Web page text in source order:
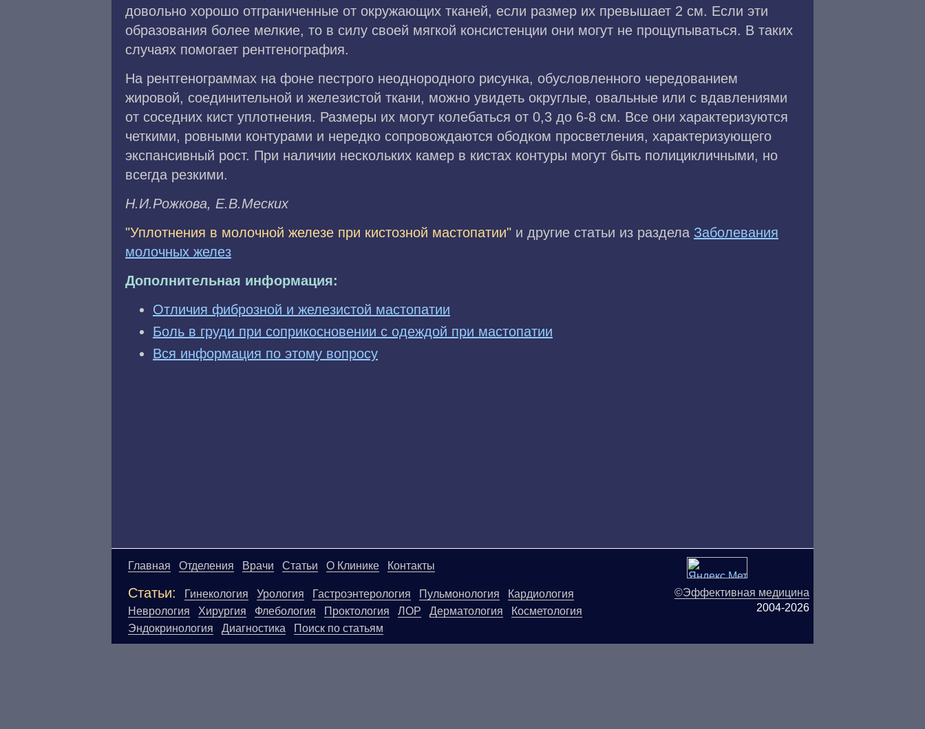
довольно хорошо отграниченные от окружающих тканей, если размер их превышает 2 см. Если эти
образования более мелкие, то в силу своей мягкой консистенции они могут не прощупываться. В таких
случаях помогает рентгенография.
На рентгенограммах на фоне пестрого неоднородного рисунка, обусловленного чередованием
жировой, соединительной и железистой ткани, можно увидеть округлые, овальные или с вдавлениями
от соседних кист уплотнения. Размеры их могут колебаться от 0,3 до 6-8 см. Все они характеризуются
четкими, ровными контурами и нередко сопровождаются ободком просветления, характеризующего
экспансивный рост. При наличии нескольких камер в кистах контуры могут быть полицикличными, но
всегда резкими.
H.И.Poжкoвa, E.B.Mecкиx
"Уплотнения в молочной железе при кистозной мастопатии" и другие статьи из раздела Заболевания
молочных желез
Дополнительная информация:
Отличия фиброзной и железистой мастопатии
Боль в груди при соприкосновении с одеждой при мастопатии
Вся информация по этому вопросу
Главная Отделения Врачи Статьи О Клинике Контакты
Статьи: Гинекология Урология Гастроэнтерология Пульмонология
Кардиология
Неврология
Хирургия Флебология Проктология ЛОР Дерматология
Косметология
Эндокринология
Диагностика Поиск по статьям
©Эффективная медицина
2004-2026